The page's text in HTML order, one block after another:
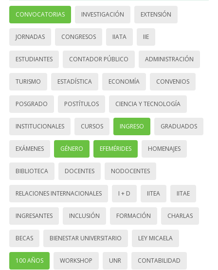
CONVOCATORIAS INVESTIGACIÓN EXTENSIÓN
JORNADAS CONGRESOS IIATA IIE
ESTUDIANTES CONTADOR PÚBLICO ADMINISTRACIÓN
TURISMO ESTADÍSTICA ECONOMÍA CONVENIOS
POSGRADO POSTÍTULOS CIENCIA Y TECNOLOGÍA
INSTITUCIONALES CURSOS INGRESO GRADUADOS
EXÁMENES GÉNERO EFEMÉRIDES HOMENAJES
BIBLIOTECA DOCENTES NODOCENTES
RELACIONES INTERNACIONALES I + D IITEA IITAE
INGRESANTES INCLUSIÓN FORMACIÓN CHARLAS
BECAS BIENESTAR UNIVERSITARIO LEY MICAELA
100 AÑOS WORKSHOP UNR CONTABILIDAD